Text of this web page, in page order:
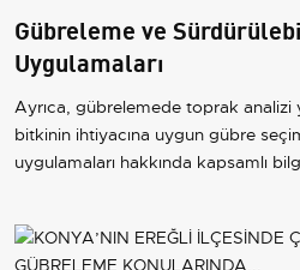
Gübreleme ve
Uygulamaları
Ayrıca, gübrelemede toprak analizi
bitkinin ihtiyacına uygun gübre
uygulamaları hakkında kapsamlı